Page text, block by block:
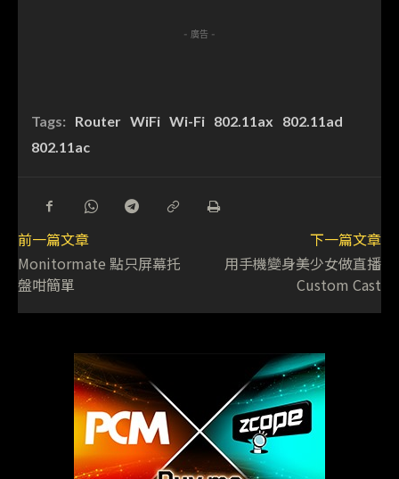
- 廣告 -
Tags: Router WiFi Wi-Fi 802.11ax
802.11ad
802.11ac
前一篇文章
Monitormate 點只屏幕托
盤咁簡單
下一篇文章
用手機變身美少女做直播
Custom Cast